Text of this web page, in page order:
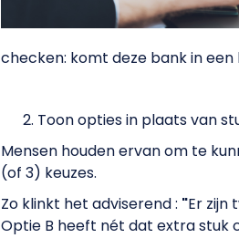
checken: komt deze bank in
Toon opties in plaats van
Mensen houden ervan om te
(of 3) keuzes.
Zo klinkt het adviserend : "Er zijn
Optie B heeft nét dat extra stuk